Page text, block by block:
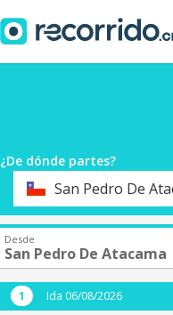
¿De dónde partes?
Origen
Desde
San Pedro De Atacama
Ida 06/08/2026